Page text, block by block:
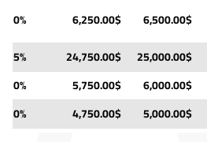
6,500.00$
6,250.00$
10%
25,000.00$
24,750.00$
5%
6,000.00$
5,750.00$
10%
5,000.00$
4,750.00$
10%